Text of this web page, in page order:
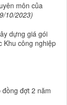
môn của
10/2023)
dựng giá gói
Khu công nghiệp
đợt 2 năm